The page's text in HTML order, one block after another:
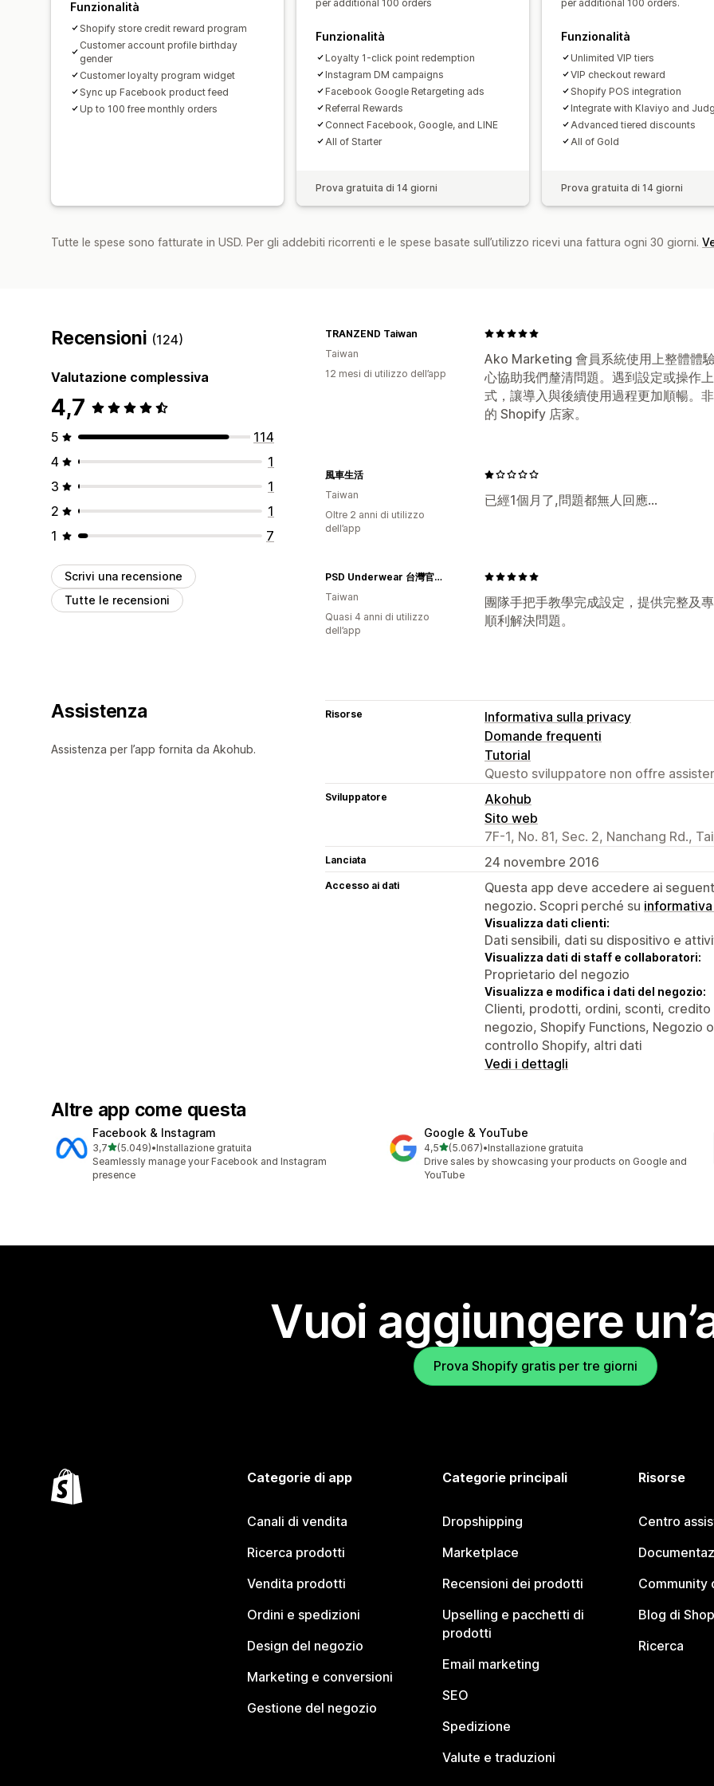
Funzionalità
Shopify store credit reward program
Customer account profile birthday
gender
Customer loyalty program widget
Sync up Facebook product feed
Up to 100 free monthly orders
per additional 100 orders
Funzionalità
Loyalty 1-click point redemption
Instagram DM campaigns
Facebook Google Retargeting ads
Referral Rewards
Connect Facebook, Google, and LINE
All of Starter
Prova gratuita di 14 giorni
per additional 100 orders.
Funzionalità
Unlimited VIP tiers
VIP checkout reward
Shopify POS integration
Integrate with Klaviyo and
Advanced tiered discounts
All of Gold
Prova gratuita di 14 giorni
Tutte le spese sono fatturate in USD. Per gli addebiti ricorrenti e le spese basate sull’utilizzo ricevi una fattura ogni 30 giorni.
Recensioni (124)
Valutazione complessiva
4,7
5
114
4
1
3
1
2
1
1
7
Scrivi una recensione
Tutte le recensioni
Ako Marketing 會員系統使用上整體體
心協助我們釐清問題。遇到設定或操作
式，讓導入與後續使用過程更加順暢。
的 Shopify 店家。
TRANZEND Taiwan
Taiwan
12 mesi di utilizzo dell’app
已經1個月了,問題都無人回應...
風車生活
Taiwan
Oltre 2 anni di utilizzo
dell’app
團隊手把手教學完成設定，提供完整及
順利解決問題。
PSD Underwear 台灣官方網站｜Wear Your Life
Taiwan
Quasi 4 anni di utilizzo
dell’app
Assistenza
Assistenza per l’app fornita da Akohub.
Risorse
Informativa sulla privacy
Domande frequenti
Tutorial
Questo sviluppatore non offre
Sviluppatore
Akohub
Sito web
7F-1, No. 81, Sec. 2, Nanchang Rd.,
Lanciata 24 novembre 2016
Accesso ai dati
Questa app deve accedere ai
negozio. Scopri perché su
Visualizza dati clienti:
Dati sensibili, dati su dispositivo e
Visualizza dati di staff e collaboratori:
Proprietario del negozio
Visualizza e modifica i dati del negozio:
Clienti, prodotti, ordini, sconti,
negozio, Shopify Functions, Negozio
controllo Shopify, altri dati
Vedi i dettagli
Altre app come questa
Facebook & Instagram
3,7stelle su 5
(5.049)
5049 recensioni totali
•Installazione gratuita
Seamlessly manage your Facebook and Instagram
presence
Google & YouTube
4,5stelle su 5
(5.067)
5067 recensioni totali
•Installazione gratuita
Drive sales by showcasing your products on Google and
YouTube
Vuoi aggiungere
Prova Shopify gratis per tre giorni
Categorie di app
Canali di vendita
Ricerca prodotti
Vendita prodotti
Ordini e spedizioni
Design del negozio
Marketing e conversioni
Gestione del negozio
Categorie principali
Dropshipping
Marketplace
Recensioni dei prodotti
Upselling e pacchetti di
prodotti
Email marketing
SEO
Spedizione
Valute e traduzioni
Risorse
Centro
Community
Blog di
Ricerca